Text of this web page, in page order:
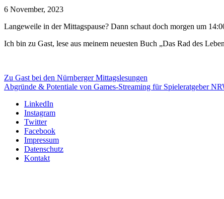
6 November, 2023
Langeweile in der Mittagspause? Dann schaut doch morgen um
Ich bin zu Gast, lese aus meinem neuesten Buch „Das Rad des
Zu Gast bei den Nürnberger Mittagslesungen
Abgründe & Potentiale von Games-Streaming für Spieleratgeber
LinkedIn
Instagram
Twitter
Facebook
Impressum
Datenschutz
Kontakt